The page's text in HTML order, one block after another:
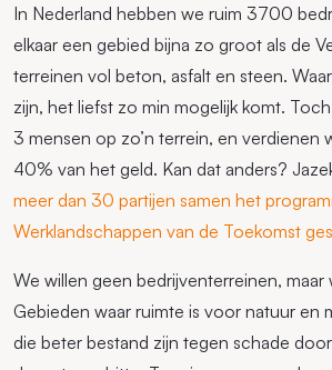
In Nederland hebben we ruim 3700
elkaar een gebied bijna zo groot als de
terreinen vol beton, asfalt en steen.
zijn, het liefst zo min mogelijk komt.
3 mensen op zo’n terrein, en verdienen
40% van het geld. Kan dat anders?
meer dan 30 partijen samen het
Werklandschappen van de Toekomst
We willen geen bedrijventerreinen, maar
Gebieden waar ruimte is voor natuur en
die beter bestand zijn tegen schade